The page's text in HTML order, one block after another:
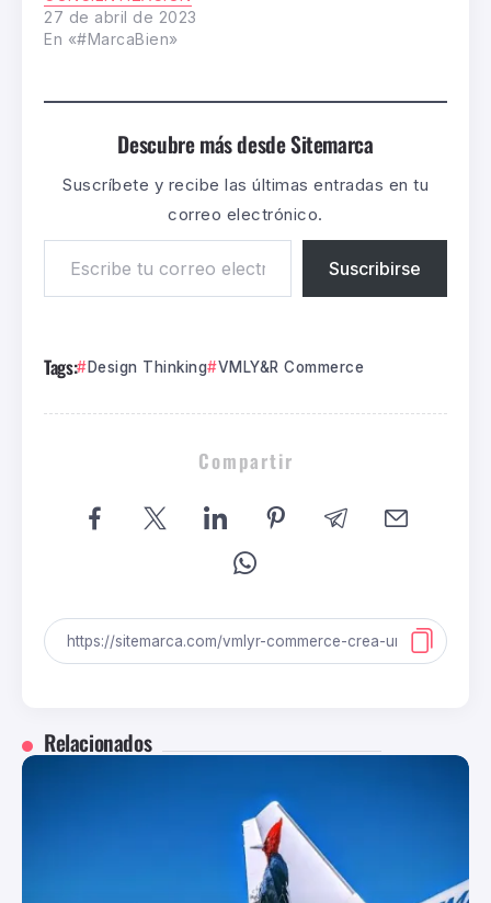
27 de abril de 2023
En «#MarcaBien»
Descubre más desde Sitemarca
Suscríbete y recibe las últimas entradas en tu
correo electrónico.
Suscribirse
Tags: Design Thinking VMLY&R Commerce
Compartir
Relacionados